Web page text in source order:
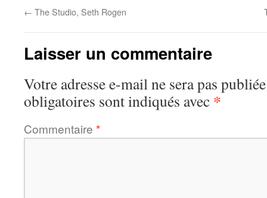
← The Studio, Seth Rogen
Laisser un commentaire
Votre adresse e-mail ne sera pas
obligatoires sont indiqués avec *
Commentaire *